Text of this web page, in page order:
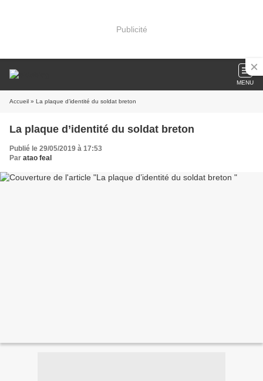
Publicité
MENU
Accueil » La plaque d’identité du soldat breton
La plaque d’identité du soldat breton
Publié le 29/05/2019 à 17:53
Par atao feal